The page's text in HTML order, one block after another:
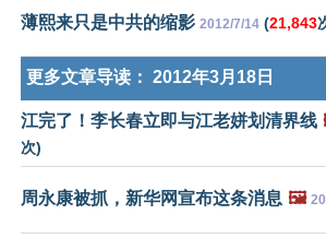
薄熙来只是中共的缩影 2012/7/14 (21,843
更多文章导读： 2012年3月18日
江完了！李长春立即与江老姘划清界线
次)
周永康被抓，新华网宣布这条消息 🖼️